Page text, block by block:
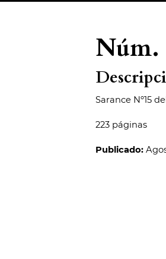
Núm.
Sarance Nº15
223 páginas
Publicado: